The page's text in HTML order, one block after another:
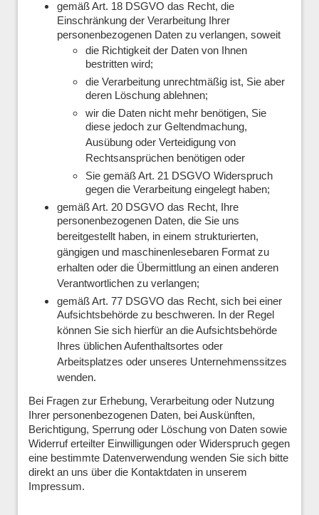
gemäß Art. 18 DSGVO das Recht, die
Einschränkung der Verarbeitung Ihrer
personenbezogenen Daten zu verlangen, soweit
die Richtigkeit der Daten von Ihnen
bestritten wird;
die Verarbeitung unrechtmäßig ist, Sie aber
deren Löschung ablehnen;
wir die Daten nicht mehr benötigen, Sie
diese jedoch zur Geltendmachung,
Ausübung oder Verteidigung von
Rechtsansprüchen benötigen oder
Sie gemäß Art. 21 DSGVO Widerspruch
gegen die Verarbeitung eingelegt haben;
gemäß Art. 20 DSGVO das Recht, Ihre
personenbezogenen Daten, die Sie uns
bereitgestellt haben, in einem strukturierten,
gängigen und maschinenlesebaren Format zu
erhalten oder die Übermittlung an einen anderen
Verantwortlichen zu verlangen;
gemäß Art. 77 DSGVO das Recht, sich bei einer
Aufsichtsbehörde zu beschweren. In der Regel
können Sie sich hierfür an die Aufsichtsbehörde
Ihres üblichen Aufenthaltsortes oder
Arbeitsplatzes oder unseres Unternehmenssitzes
wenden.
Bei Fragen zur Erhebung, Verarbeitung oder Nutzung
Ihrer personenbezogenen Daten, bei Auskünften,
Berichtigung, Sperrung oder Löschung von Daten sowie
Widerruf erteilter Einwilligungen oder Widerspruch gegen
eine bestimmte Datenverwendung wenden Sie sich bitte
direkt an uns über die Kontaktdaten in unserem
Impressum.